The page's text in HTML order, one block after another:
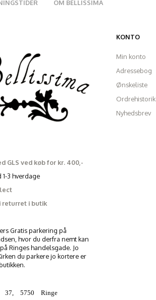
OM BELLISSIMA
GLS ved køb for kr. 400,-
1-3 hverdage
returret i butik
Gratis parkering på
hvor du derfra nemt kan
Ringes handelsgade. Jo
du parkere jo kortere er
37, 5750 Ringe
KONTO
Min konto
Adressebog
Ønskeliste
Ordrehistorik
Nyhedsbrev